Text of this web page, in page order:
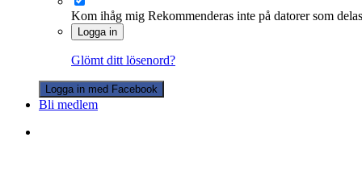
Kom ihåg mig Rekommenderas inte på datorer som
Logga in
Glömt ditt lösenord?
Logga in med Facebook
Bli medlem